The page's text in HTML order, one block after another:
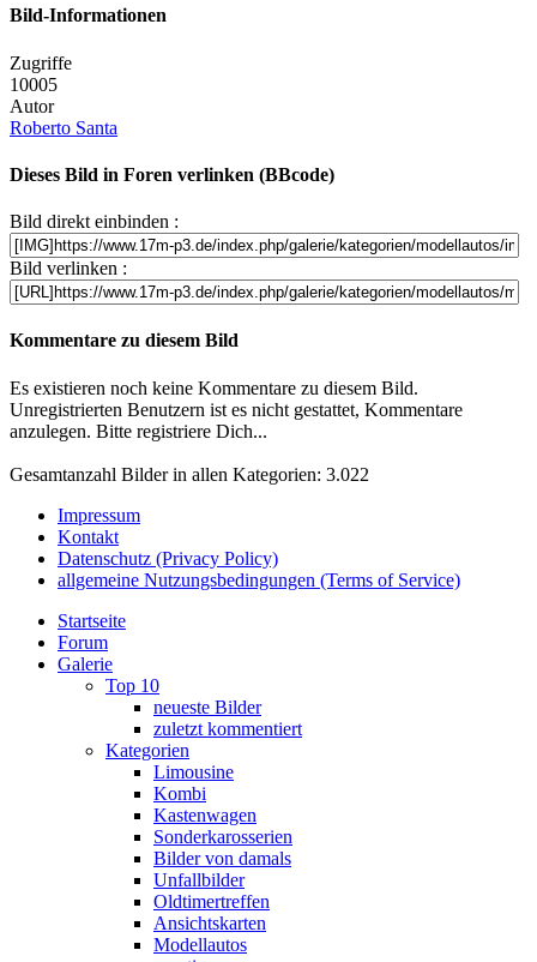
Bild-Informationen
Zugriffe
10005
Autor
Roberto Santa
Dieses Bild in Foren verlinken (BBcode)
Bild direkt einbinden :
Bild verlinken :
Kommentare zu diesem Bild
Es existieren noch keine Kommentare zu diesem Bild.
Unregistrierten Benutzern ist es nicht gestattet, Kommentare
anzulegen. Bitte registriere Dich...
Gesamtanzahl Bilder in allen Kategorien: 3.022
Impressum
Kontakt
Datenschutz (Privacy Policy)
allgemeine Nutzungsbedingungen (Terms of Service)
Startseite
Forum
Galerie
Top 10
neueste Bilder
zuletzt kommentiert
Kategorien
Limousine
Kombi
Kastenwagen
Sonderkarosserien
Bilder von damals
Unfallbilder
Oldtimertreffen
Ansichtskarten
Modellautos